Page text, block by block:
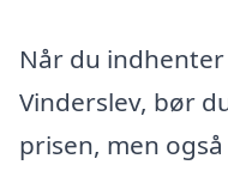
Når du
Vinderslev, bør
prisen, men